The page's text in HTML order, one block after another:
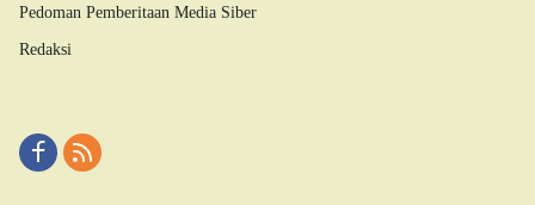
Pedoman Pemberitaan Media Siber
Redaksi